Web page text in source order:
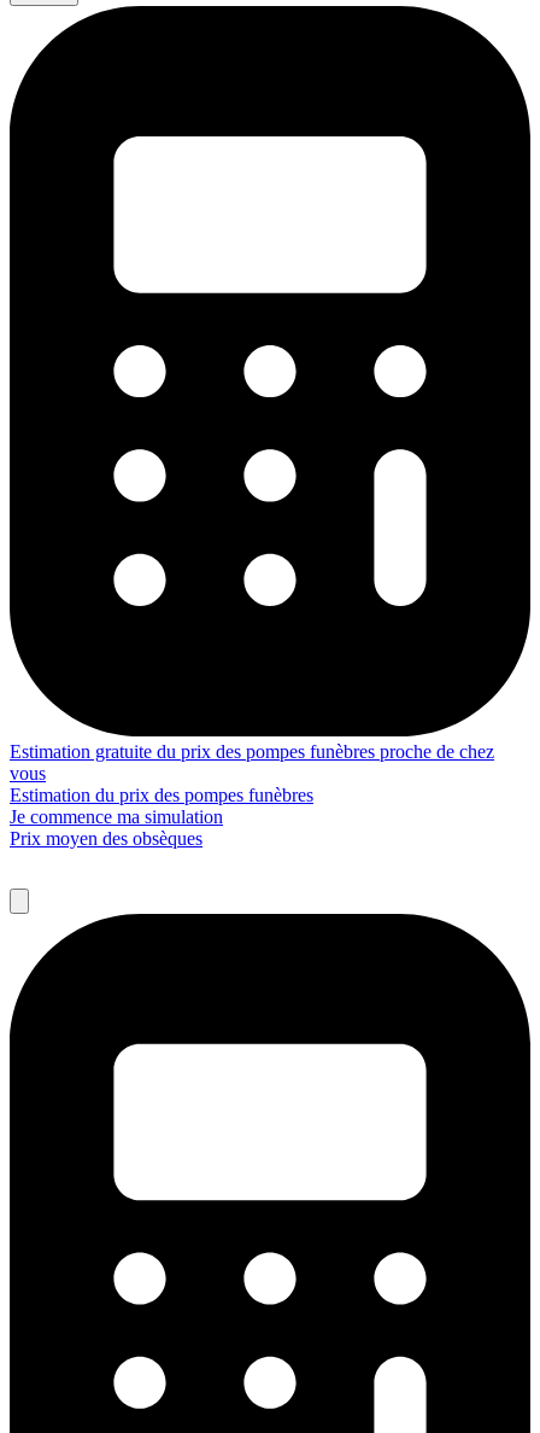
Estimation gratuite du prix des pompes funèbres proche de chez
vous
Estimation du prix des pompes funèbres
Je commence ma simulation
Prix moyen des obsèques